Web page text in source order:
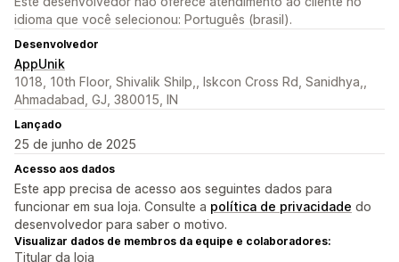
idioma que você selecionou: Português (brasil).
Desenvolvedor
AppUnik
1018, 10th Floor, Shivalik Shilp,, Iskcon Cross Rd, Sanidhya,,
Ahmadabad, GJ, 380015, IN
Lançado
25 de junho de 2025
Acesso aos dados
Este app precisa de acesso aos seguintes dados para
funcionar em sua loja. Consulte a política de privacidade do
desenvolvedor para saber o motivo.
Visualizar dados de membros da equipe e colaboradores:
Titular da loja